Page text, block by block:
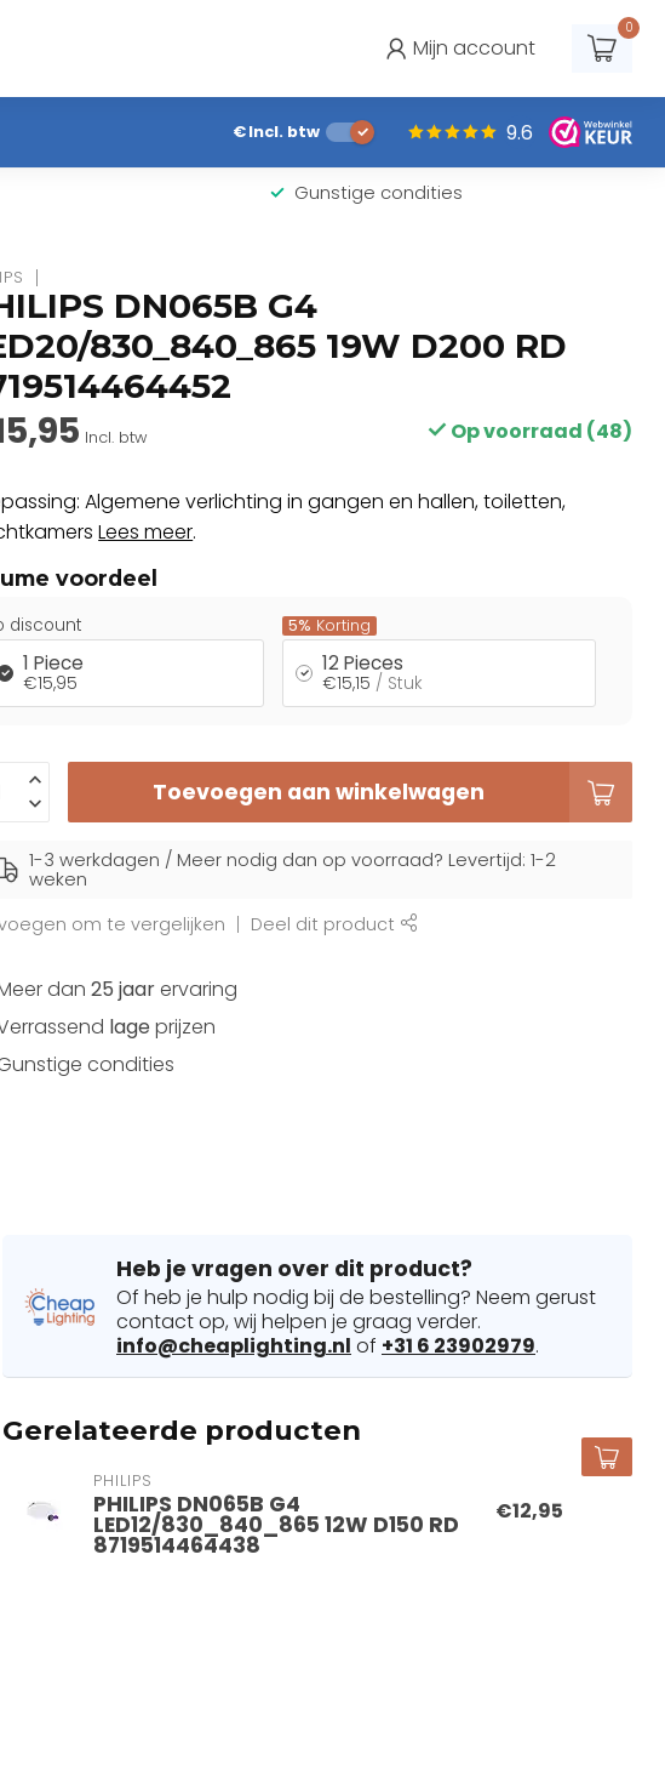
Mijn account
0
€Incl. btw 9.6
Gunstige condities
DN065B G4
830_840_865 19W D200 RD
Incl. btw Op voorraad (48)
Algemene verlichting in gangen en hallen, toiletten,
Lees meer.
voordeel
discount
1 Piece
€15,95
5% Korting
12 Pieces
€15,15 / Stuk
Toevoegen aan winkelwagen
1-3 werkdagen / Meer nodig dan op voorraad? Levertijd: 1-2
weken
om te vergelijken
Deel dit product
dan25 jaarervaring
lage prijzen
condities
Heb je vragen over dit product?
Of heb je hulp nodig bij de bestelling? Neem gerust
contact op, wij helpen je graag verder.
info@cheaplighting.nl of +31 6 23902979.
Gerelateerde producten
PHILIPS
PHILIPS DN065B G4
LED12/830_840_865 12W D150 RD
8719514464438
€12,95